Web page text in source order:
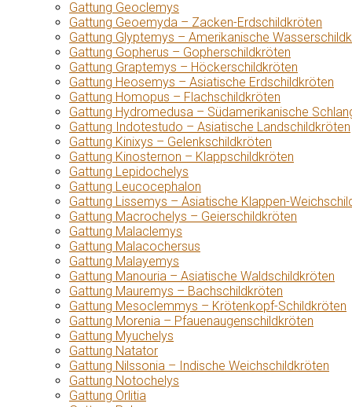
Gattung Geoclemys
Gattung Geoemyda – Zacken-Erdschildkröten
Gattung Glyptemys – Amerikanische
Gattung Gopherus – Gopherschildkröten
Gattung Graptemys – Höckerschildkröten
Gattung Heosemys – Asiatische Erdschildkröten
Gattung Homopus – Flachschildkröten
Gattung Hydromedusa – Südamerikanische
Gattung Indotestudo – Asiatische Landschildkröten
Gattung Kinixys – Gelenkschildkröten
Gattung Kinosternon – Klappschildkröten
Gattung Lepidochelys
Gattung Leucocephalon
Gattung Lissemys – Asiatische Klappen-
Gattung Macrochelys – Geierschildkröten
Gattung Malaclemys
Gattung Malacochersus
Gattung Malayemys
Gattung Manouria – Asiatische Waldschildkröten
Gattung Mauremys – Bachschildkröten
Gattung Mesoclemmys – Krötenkopf-Schildkröten
Gattung Morenia – Pfauenaugenschildkröten
Gattung Myuchelys
Gattung Natator
Gattung Nilssonia – Indische Weichschildkröten
Gattung Notochelys
Gattung Orlitia